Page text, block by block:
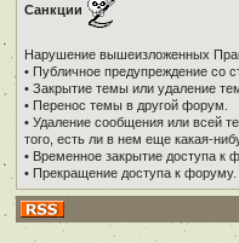
Санкции
Нарушение вышеизложенных
• Публичное предупреждение со
• Закрытие темы или удаление
• Перенос темы в другой форум.
• Удаление сообщения или всей
того, есть ли в нем еще какая-
• Временное закрытие доступа к
• Прекращение доступа к форуму.